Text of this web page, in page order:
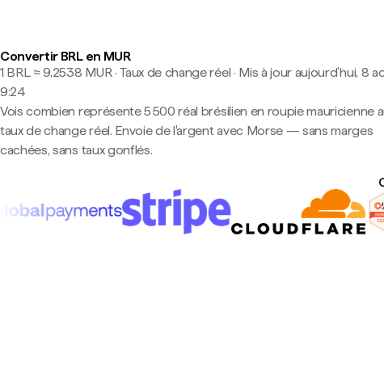
Convertir BRL en MUR
1 BRL ≈ 9,2538 MUR · Taux de change réel · Mis à jour aujourd’hui, 8
9:24
Vois combien représente 5 500 réal brésilien en roupie mauricienne
taux de change réel. Envoie de l'argent avec Morse — sans marges
cachées, sans taux gonflés.